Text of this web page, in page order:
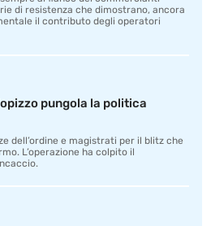
di resistenza che dimostrano, ancora
il contributo degli operatori
pungola la politica
dell’ordine e magistrati per il blitz che
L’operazione ha colpito il